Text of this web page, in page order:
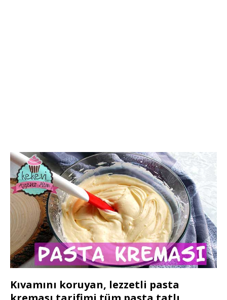
Kıvamını koruyan, lezzetli pasta